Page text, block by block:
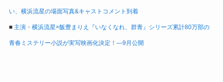
い、横浜流星の場面写真&キャストコメント到着
■ 主演・横浜流星×飯豊まりえ『いなくなれ、群青』シリーズ累計80万部の
青春ミステリー小説が実写映画化決定！―9月公開